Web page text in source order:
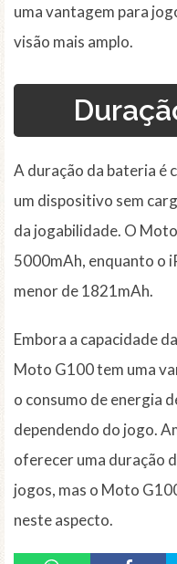
uma vantagem para
visão mais amplo.
A duração da bateria é
um dispositivo sem
da jogabilidade. O
5000mAh, enquanto o
menor de 1821mAh.
Embora a capacidade
Moto G100 tem uma
o consumo de energia
dependendo do jogo.
oferecer uma duração
jogos, mas o Moto
neste aspecto.